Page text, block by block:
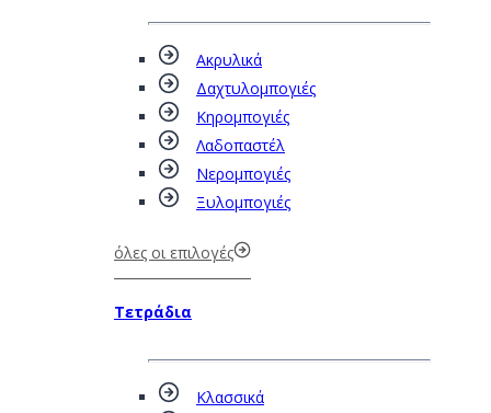
Ακρυλικά
Δαχτυλομπογιές
Κηρομπογιές
Λαδοπαστέλ
Νερομπογιές
Ξυλομπογιές
όλες οι επιλογές
Τετράδια
Κλασσικά